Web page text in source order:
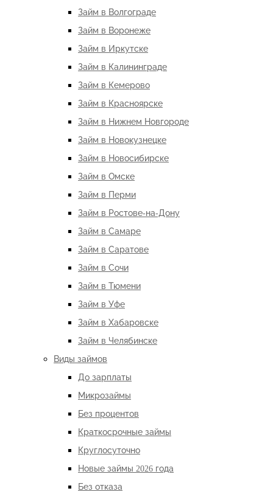
Займ в Волгограде
Займ в Воронеже
Займ в Иркутске
Займ в Калининграде
Займ в Кемерово
Займ в Красноярске
Займ в Нижнем Новгороде
Займ в Новокузнецке
Займ в Новосибирске
Займ в Омске
Займ в Перми
Займ в Ростове-на-Дону
Займ в Самаре
Займ в Саратове
Займ в Сочи
Займ в Тюмени
Займ в Уфе
Займ в Хабаровске
Займ в Челябинске
Виды займов
До зарплаты
Микрозаймы
Без процентов
Краткосрочные займы
Круглосуточно
Новые займы 2026 года
Без отказа